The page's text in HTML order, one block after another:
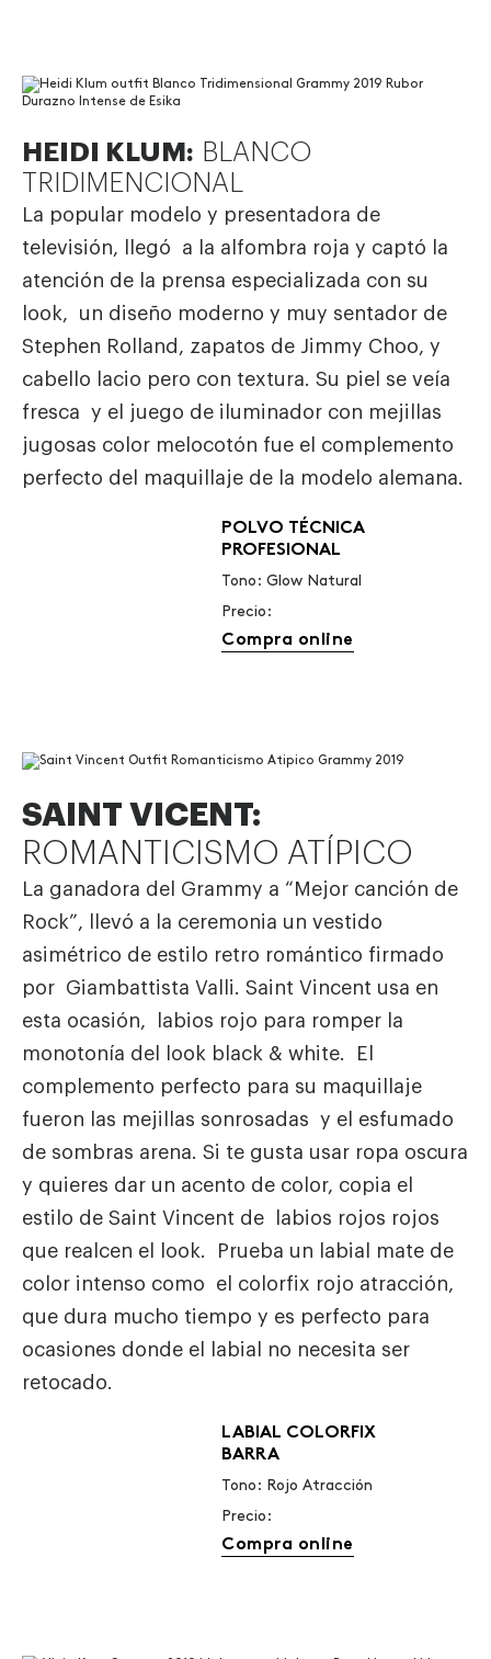
HEIDI KLUM: BLANCO
TRIDIMENCIONAL
La popular modelo y presentadora de
televisión, llegó a la alfombra roja y captó la
atención de la prensa especializada con su
look, un diseño moderno y muy sentador de
Stephen Rolland, zapatos de Jimmy Choo, y
cabello lacio pero con textura. Su piel se veía
fresca y el juego de iluminador con mejillas
jugosas color melocotón fue el complemento
perfecto del maquillaje de la modelo alemana.
POLVO TÉCNICA
PROFESIONAL
Tono: Glow Natural
Precio:
Compra online
SAINT VICENT:
ROMANTICISMO ATÍPICO
La ganadora del Grammy a “Mejor canción de
Rock”, llevó a la ceremonia un vestido
asimétrico de estilo retro romántico firmado
por Giambattista Valli. Saint Vincent usa en
esta ocasión, labios rojo para romper la
monotonía del look black & white. El
complemento perfecto para su maquillaje
fueron las mejillas sonrosadas y el esfumado
de sombras arena. Si te gusta usar ropa oscura
y quieres dar un acento de color, copia el
estilo de Saint Vincent de labios rojos rojos
que realcen el look. Prueba un labial mate de
color intenso como el colorfix rojo atracción,
que dura mucho tiempo y es perfecto para
ocasiones donde el labial no necesita ser
retocado.
LABIAL COLORFIX
BARRA
Tono: Rojo Atracción
Precio:
Compra online